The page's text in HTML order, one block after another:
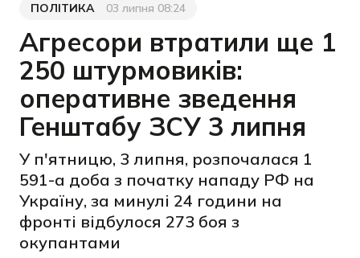
Категорія
ПОЛІТИКА
Дата публікації03 липня 08:24
Агресори втратили ще 1
250 штурмовиків:
оперативне зведення
Генштабу ЗСУ 3 липня
У п'ятницю, 3 липня, розпочалася 1
591-а доба з початку нападу РФ на
Україну, за минулі 24 години на
фронті відбулося 273 боя з
окупантами